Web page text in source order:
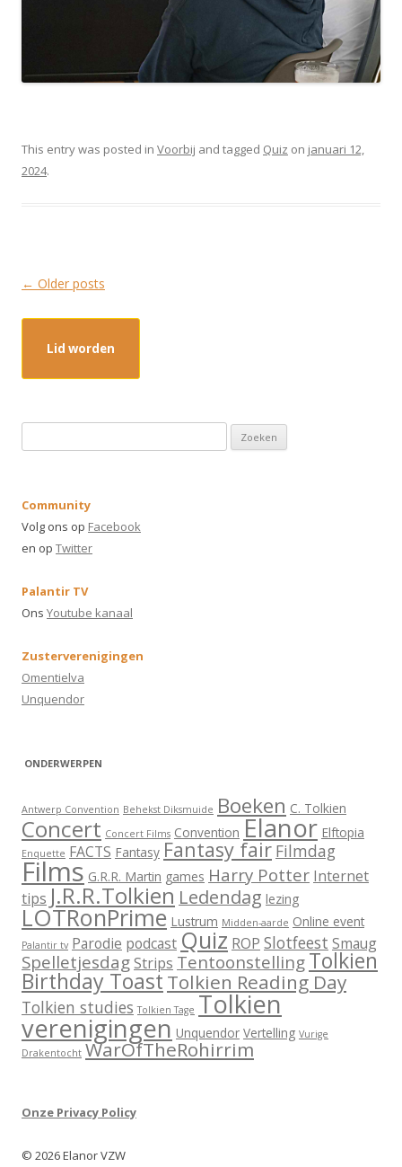
This entry was posted in Voorbij and tagged Quiz on januari 12,
2024.
Post
← Older posts
Lid worden
o
k
e
a
a
:
Community
Volg ons op Facebook
en op Twitter
Palantir TV
Ons Youtube kanaal
Zusterverenigingen
Omentielva
Unquendor
ONDERWERPEN
Antwerp Convention Behekst Diksmuide Boeken C. Tolkien
Concert Concert Films Convention Elanor Elftopia
Enquette FACTS Fantasy Fantasy fair Filmdag
Films G.R.R. Martin games Harry Potter Internet
tips J.R.R.Tolkien Ledendag lezing
LOTRonPrime Lustrum Midden-aarde Online event
Palantir tv Parodie podcast Quiz ROP Slotfeest Smaug
SpelletjesdagStrips Tentoonstelling Tolkien
Birthday Toast Tolkien Reading Day
Tolkien studies Tolkien Tage Tolkien
verenigingen Unquendor Vertelling Vurige
Drakentocht WarOfTheRohirrim
Onze Privacy Policy
© 2026 Elanor VZW